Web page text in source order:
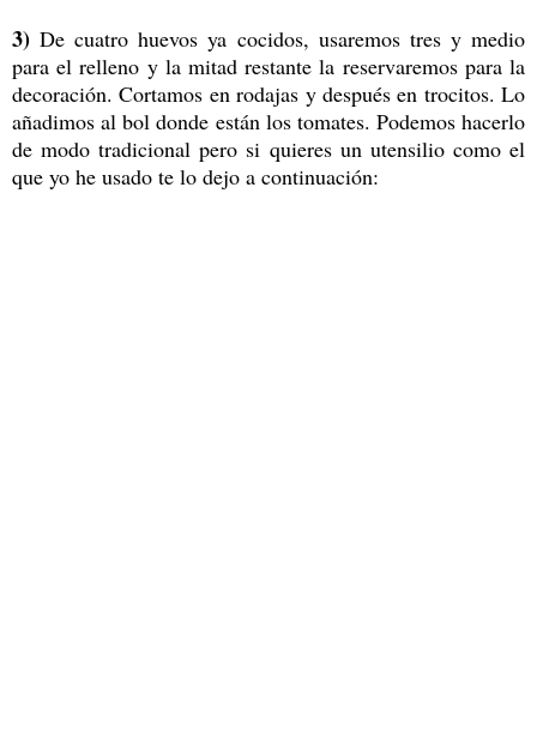
3) De cuatro huevos ya cocidos, usaremos tres y medio
para el relleno y la mitad restante la reservaremos para la
decoración. Cortamos en rodajas y después en trocitos. Lo
añadimos al bol donde están los tomates. Podemos hacerlo
de modo tradicional pero si quieres un utensilio como el
que yo he usado te lo dejo a continuación: